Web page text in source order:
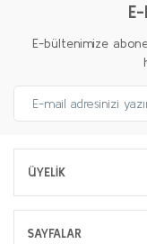
E-bültenimize
ÜYELİK
SAYFALAR